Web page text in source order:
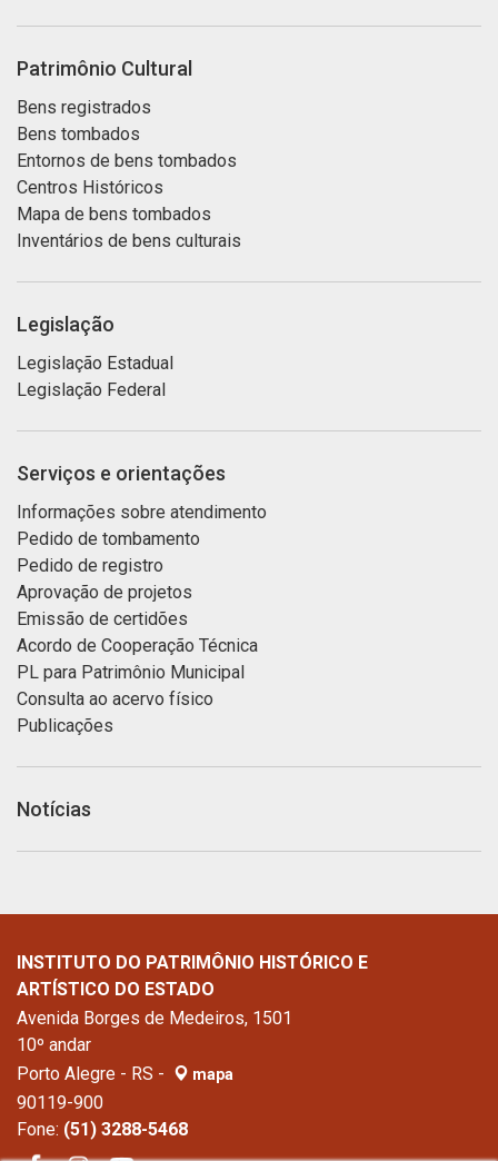
Patrimônio Cultural
Bens registrados
Bens tombados
Entornos de bens tombados
Centros Históricos
Mapa de bens tombados
Inventários de bens culturais
Legislação
Legislação Estadual
Legislação Federal
Serviços e orientações
Informações sobre atendimento
Pedido de tombamento
Pedido de registro
Aprovação de projetos
Emissão de certidões
Acordo de Cooperação Técnica
PL para Patrimônio Municipal
Consulta ao acervo físico
Publicações
Notícias
INSTITUTO DO PATRIMÔNIO HISTÓRICO E
ARTÍSTICO DO ESTADO
Avenida Borges de Medeiros, 1501
10º andar
Porto Alegre - RS -
mapa
90119-900
Fone: (51) 3288-5468